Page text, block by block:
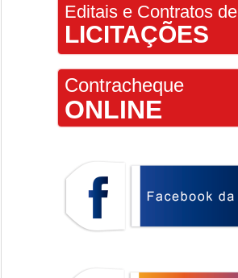
Editais e Contratos de
LICITAÇÕES
Contracheque
ONLINE